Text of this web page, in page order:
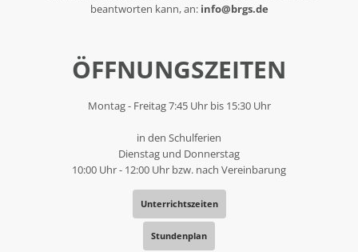
beantworten kann, an: info@brgs.de
ÖFFNUNGSZEITEN
Montag - Freitag 7:45 Uhr bis 15:30 Uhr
in den Schulferien
Dienstag und Donnerstag
10:00 Uhr - 12:00 Uhr bzw. nach Vereinbarung
Unterrichtszeiten
Stundenplan